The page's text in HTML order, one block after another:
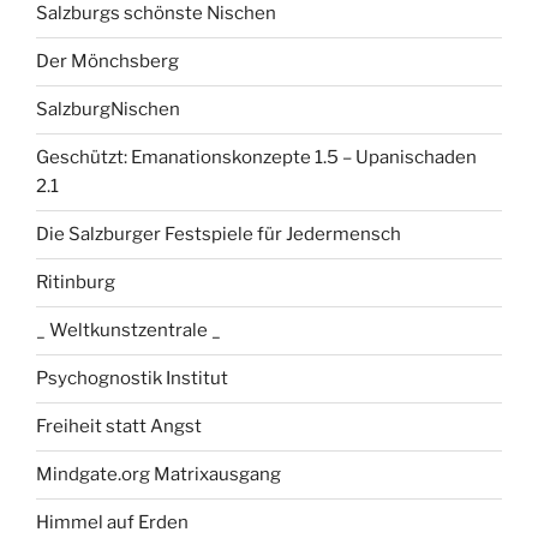
Salzburgs schönste Nischen
Der Mönchsberg
SalzburgNischen
Geschützt: Emanationskonzepte 1.5 – Upanischaden
2.1
Die Salzburger Festspiele für Jedermensch
Ritinburg
_ Weltkunstzentrale _
Psychognostik Institut
Freiheit statt Angst
Mindgate.org Matrixausgang
Himmel auf Erden